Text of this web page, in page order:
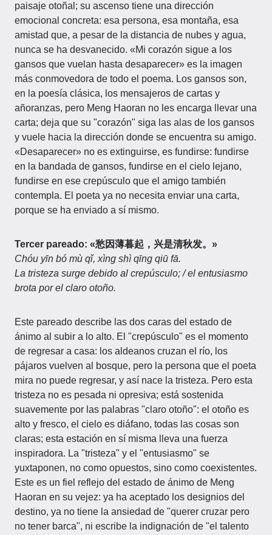
paisaje otoñal; su ascenso tiene una dirección
emocional concreta: esa persona, esa montaña, esa
amistad que, a pesar de la distancia de nubes y agua,
nunca se ha desvanecido. «Mi corazón sigue a los
gansos que vuelan hasta desaparecer» es la imagen
más conmovedora de todo el poema. Los gansos son,
en la poesía clásica, los mensajeros de cartas y
añoranzas, pero Meng Haoran no les encarga llevar una
carta; deja que su "corazón" siga las alas de los gansos
y vuele hacia la dirección donde se encuentra su amigo.
«Desaparecer» no es extinguirse, es fundirse: fundirse
en la bandada de gansos, fundirse en el cielo lejano,
fundirse en ese crepúsculo que el amigo también
contempla. El poeta ya no necesita enviar una carta,
porque se ha enviado a sí mismo.
Tercer pareado: «愁因薄暮起，兴是清秋发。»
Chóu yīn bó mù qǐ, xìng shì qīng qiū fā.
La tristeza surge debido al crepúsculo; / el entusiasmo
brota por el claro otoño.
Este pareado describe las dos caras del estado de
ánimo al subir a lo alto. El "crepúsculo" es el momento
de regresar a casa: los aldeanos cruzan el río, los
pájaros vuelven al bosque, pero la persona que el poeta
mira no puede regresar, y así nace la tristeza. Pero esta
tristeza no es pesada ni opresiva; está sostenida
suavemente por las palabras "claro otoño": el otoño es
alto y fresco, el cielo es diáfano, todas las cosas son
claras; esta estación en sí misma lleva una fuerza
inspiradora. La "tristeza" y el "entusiasmo" se
yuxtaponen, no como opuestos, sino como coexistentes.
Este es un fiel reflejo del estado de ánimo de Meng
Haoran en su vejez: ya ha aceptado los designios del
destino, ya no tiene la ansiedad de "querer cruzar pero
no tener barca", ni escribe la indignación de "el talento